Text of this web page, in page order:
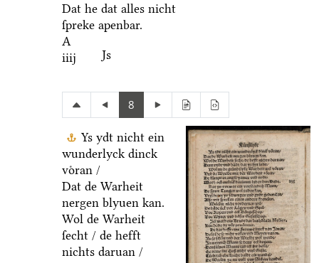
Dat he dat alles nicht
ſpreke apenbar.
A
iiij
Js
8
Ys ydt nicht ein
wunderlyck dinck
voͤran /
Dat de Warheit
nergen blyuen kan.
Wol de Warheit
ſecht / de hefft
nichts daruan /